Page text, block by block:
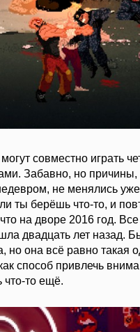
совместно играть
Забавно, но
не менялись
ты берёшь что-то, и
на дворе 2016 год.
двадцать лет назад.
но она всё равно такая
способ привлечь
что-то ещё.